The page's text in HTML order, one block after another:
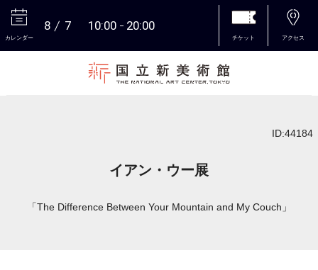
カレンダー
8 7 10:00 20:00
チケット アクセス
ID:44184
イアン・ウー展
「The Difference Between Your Mountain and My Couch」